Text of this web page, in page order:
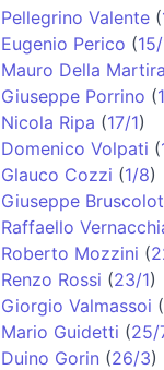
Pellegrino Valente(
Eugenio Perico (
Mauro Della Martira
Giuseppe Porrino (
Nicola Ripa (17/1)
Domenico Volpati (
Glauco Cozzi (1/8)
Giuseppe
Raffaello
Roberto Mozzini (
Renzo Rossi (23/1)
Giorgio Valmassoi (
Mario Guidetti (25/
Duino Gorin (26/3)